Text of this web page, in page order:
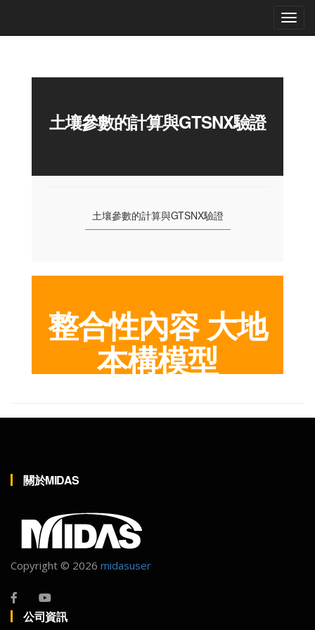
土壤參數的計算與GTSNX驗證
整合性內容 大地
本構模型
關於MIDAS
Copyright © 2026 midasuser
公司資訊